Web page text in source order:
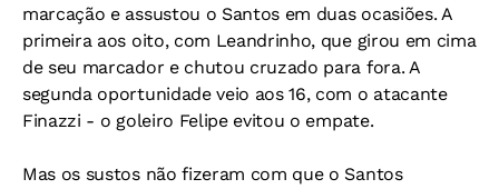
marcação e assustou o Santos em duas ocasiões. A
primeira aos oito, com Leandrinho, que girou em cima
de seu marcador e chutou cruzado para fora. A
segunda oportunidade veio aos 16, com o atacante
Finazzi - o goleiro Felipe evitou o empate.
Mas os sustos não fizeram com que o Santos